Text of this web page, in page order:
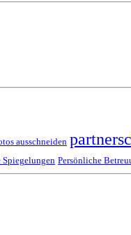
ausschneiden
Persönliche